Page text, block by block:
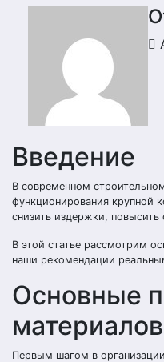
Введение
В современном
функционирования крупной
снизить издержки, повысить
В этой статье рассмотрим
наши рекомендации
Основные
материалов
Первым шагом в